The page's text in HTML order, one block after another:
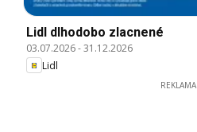
Lidl dlhodobo zlacnené
03.07.2026-31.12.2026
Lidl
REKLAMA